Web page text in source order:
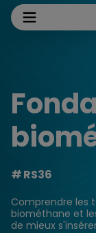
RS36
Comprendre les
biométhane et
de mieux